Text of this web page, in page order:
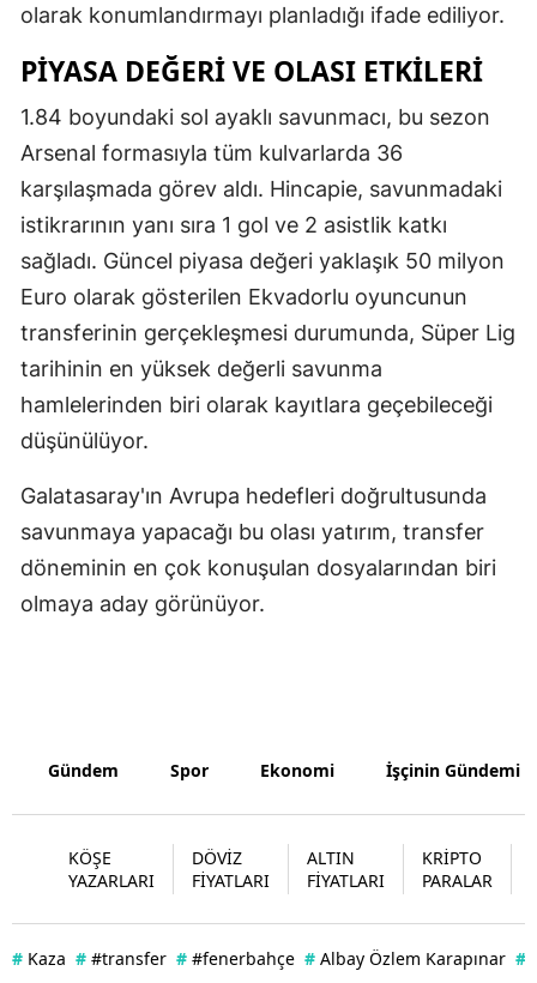
Tokat
Tunceli
Şanlıurfa
Yozgat
Zonguldak
Batman
Bartın
Ardahan
olarak konumlandırmayı planladığı ifade ediliyor.
PIYASA DEĞERI VE OLASI ETKILERI
1.84 boyundaki sol ayaklı savunmacı, bu sezon
Arsenal formasıyla tüm kulvarlarda 36
karşılaşmada görev aldı. Hincapie, savunmadaki
istikrarının yanı sıra 1 gol ve 2 asistlik katkı
sağladı. Güncel piyasa değeri yaklaşık 50 milyon
Euro olarak gösterilen Ekvadorlu oyuncunun
transferinin gerçekleşmesi durumunda, Süper Lig
tarihinin en yüksek değerli savunma
hamlelerinden biri olarak kayıtlara geçebileceği
düşünülüyor.
Galatasaray'ın Avrupa hedefleri doğrultusunda
savunmaya yapacağı bu olası yatırım, transfer
döneminin en çok konuşulan dosyalarından biri
olmaya aday görünüyor.
Gündem Spor Ekonomi İşçinin Gündemi
KÖŞE
YAZARLARI
DÖVİZ
FİYATLARI
ALTIN
FİYATLARI
KRİPTO
PARALAR
# Kaza # #transfer # #fenerbahçe # Albay Özlem Karapınar #